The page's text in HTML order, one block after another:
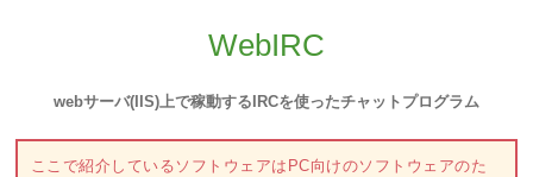
WebIRC
webサーバ(IIS)上で稼動するIRCを使ったチャットプログラム
ここで紹介しているソフトウェアはPC向けのソフトウェアのた